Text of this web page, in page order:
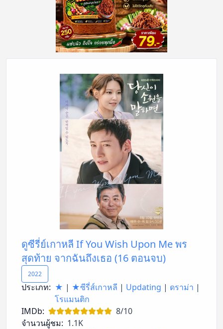
ดูซีรี่ย์เกาหลี If You Wish Upon Me พร
สุดท้าย จากฉันถึงเธอ (16 ตอนจบ)
2022
ประเภท: ★ | ★ซีรี่ส์เกาหลี | Updating | ดราม่า |
โรแมนติก
IMDb:
8/10
จำนวนผู้ชม: 1.1K